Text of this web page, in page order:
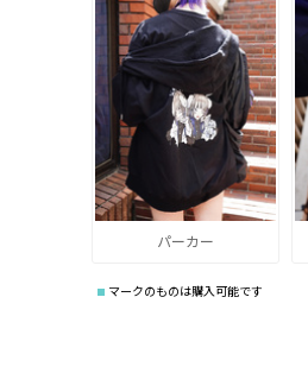
パーカー
マークのものは購入可能です